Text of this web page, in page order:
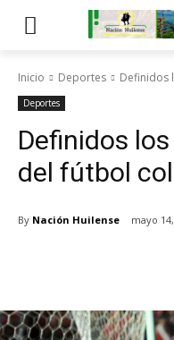
Inicio Deportes Definidos
Deportes
Definidos
del fútbol
By Nación Huilense mayo